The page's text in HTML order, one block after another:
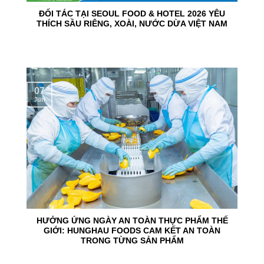
ĐỐI TÁC TẠI SEOUL FOOD & HOTEL 2026 YÊU
THÍCH SẦU RIÊNG, XOÀI, NƯỚC DỪA VIỆT NAM
HƯỞNG ỨNG NGÀY AN TOÀN THỰC PHẨM THẾ
GIỚI: HUNGHAU FOODS CAM KẾT AN TOÀN
TRONG TỪNG SẢN PHẨM
07
Jun